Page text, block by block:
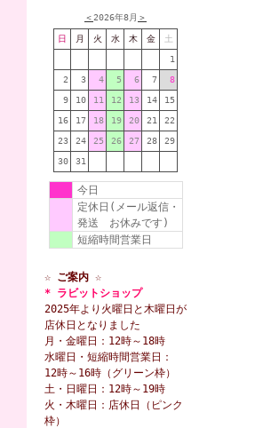
＜2026年8月 ＞
日 月 火 水 木 金 土
1
2 3 4 5 6 7 8
9 10 11 12 13 14 15
16 17 18 19 20 21 22
23 24 25 26 27 28 29
30 31
今日
定休日(メール返信・
発送 お休みです)
短縮時間営業日
☆ ご案内 ☆
* ラビットショップ
2025年より火曜日と木曜日が
店休日となりました
月・金曜日：12時～18時
水曜日・短縮時間営業日：
12時～16時（グリーン枠）
土・日曜日：12時～19時
火・木曜日：店休日（ピンク
枠）